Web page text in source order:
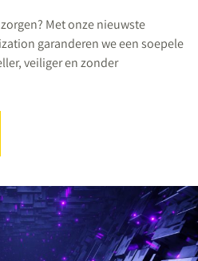
Met onze nieuwste
garanderen we een soepele
veiliger en zonder